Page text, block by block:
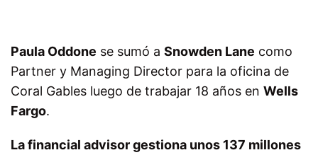
Paula Oddone se sumó a Snowden Lane como
Partner y Managing Director para la oficina de
Coral Gables luego de trabajar 18 años en Wells
Fargo.
La financial advisor gestiona unos 137 millones